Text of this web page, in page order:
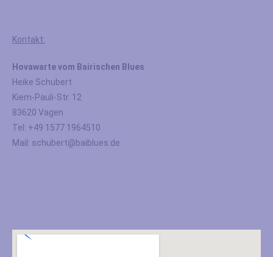
Kontakt:
Hovawarte vom Bairischen Blues
Heike Schubert
Kiem-Pauli-Str. 12
83620 Vagen
Tel: +49 1577 1964510
Mail: schubert@baiblues.de